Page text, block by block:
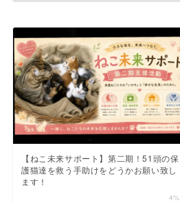
【ねこ未来サポート】第二期！51頭の保
護猫達を救う手助けをどうかお願い致し
ます！
4%